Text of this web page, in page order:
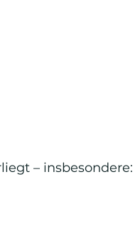
– insbesondere: